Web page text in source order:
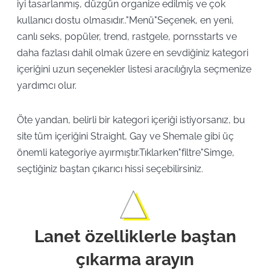
iyi tasarlanmış, düzgün organize edilmiş ve çok
kullanıcı dostu olmasıdır.."Menü"Seçenek, en yeni,
canlı seks, popüler, trend, rastgele, pornsstarts ve
daha fazlası dahil olmak üzere en sevdiğiniz kategori
içeriğini uzun seçenekler listesi aracılığıyla seçmenize
yardımcı olur.
Öte yandan, belirli bir kategori içeriği istiyorsanız, bu
site tüm içeriğini Straight, Gay ve Shemale gibi üç
önemli kategoriye ayırmıştır.Tıklarken"filtre"Simge,
seçtiğiniz baştan çıkarıcı hissi seçebilirsiniz.
Lanet özelliklerle baştan
çıkarma arayın